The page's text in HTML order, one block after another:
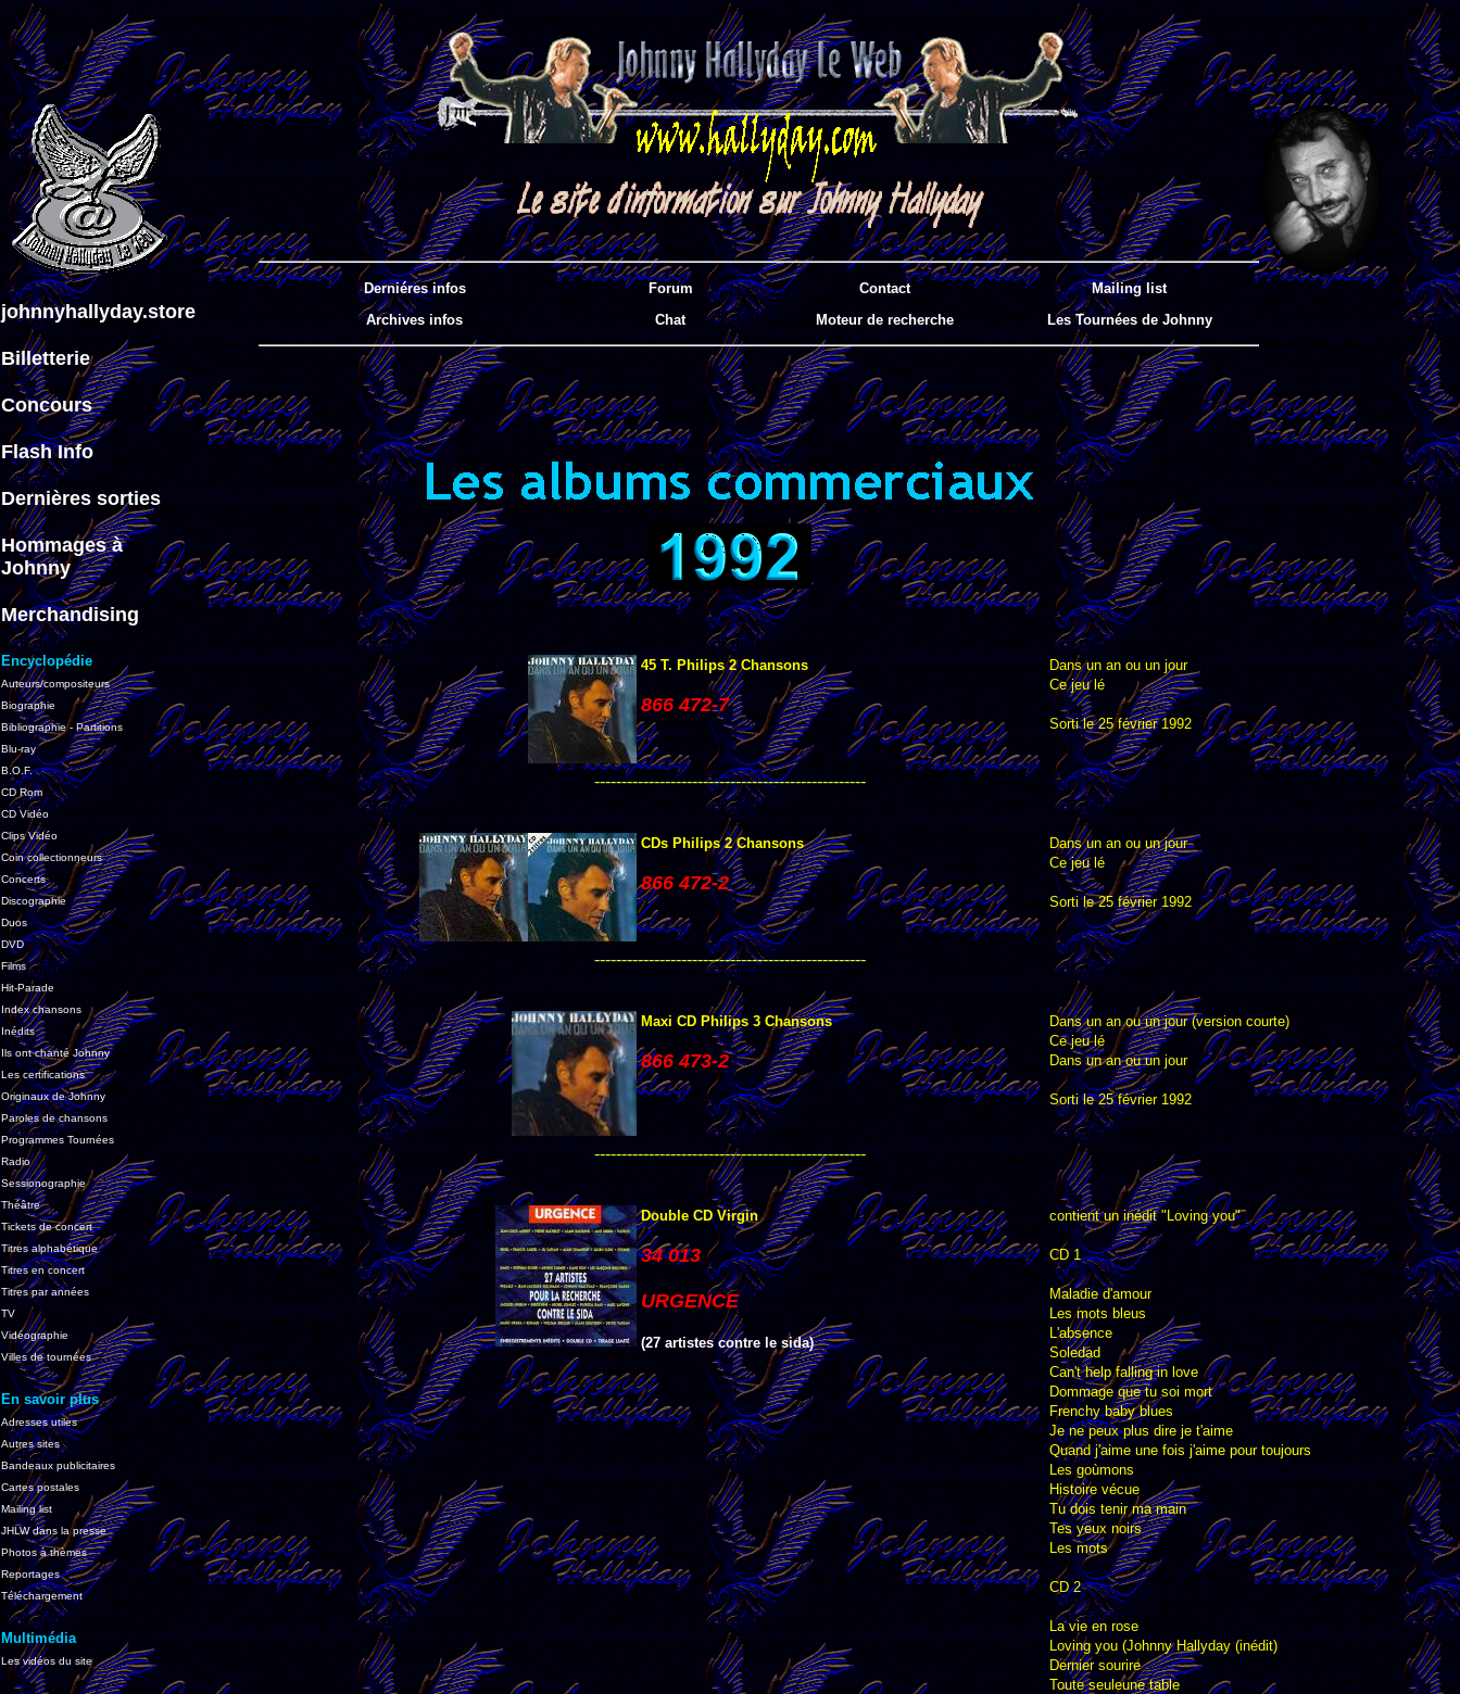
Derniéres infos Forum Contact
Mailing list
Archives infos
Chat Moteur de recherche Les Tournées de Johnny
johnnyhallyday.store
Billetterie
Concours
Flash Info
Dernières sorties
Hommages à
Johnny
Merchandising
Encyclopédie
Auteurs/compositeurs
Biographie
Bibliographie - Partitions
Blu-ray
B.O.F.
CD Rom
CD Vidéo
Clips Vidéo
Coin collectionneurs
Concerts
Discographie
Duos
DVD
Films
Hit-Parade
Index chansons
Inédits
Ils ont chanté Johnny
Les certifications
Originaux de Johnny
Paroles de chansons
Programmes Tournées
Radio
Sessionographie
Théâtre
Tickets de concert
Titres alphabétique
Titres en concert
Titres par années
TV
Vidéographie
Villes de tournées
En savoir plus
Adresses utiles
Autres sites
Bandeaux publicitaires
Cartes postales
Mailing list
JHLW dans la presse
Photos à thèmes
Reportages
Téléchargement
Multimédia
Les vidéos du site
45 T. Philips 2 Chansons
866 472-7
Dans un an ou un jour
Ce jeu lé
Sorti le 25 février 1992
--------------------------------------------------
CDs Philips 2 Chansons
866 472-2
Dans un an ou un jour
Ce jeu lé
Sorti le 25 février 1992
--------------------------------------------------
Maxi CD Philips 3 Chansons
866 473-2
Dans un an ou un jour (version courte)
Ce jeu lé
Dans un an ou un jour
Sorti le 25 février 1992
--------------------------------------------------
Double CD Virgin
34 013
URGENCE
(27 artistes contre le sida)
contient un inédit "Loving you"
CD 1
Maladie d'amour
Les mots bleus
L'absence
Soledad
Can't help falling in love
Dommage que tu soi mort
Frenchy baby blues
Je ne peux plus dire je t'aime
Quand j'aime une fois j'aime pour toujours
Les goùmons
Histoire vécue
Tu dois tenir ma main
Tes yeux noirs
Les mots
CD 2
La vie en rose
Loving you (Johnny Hallyday (inédit)
Dernier sourire
Toute seuleune table